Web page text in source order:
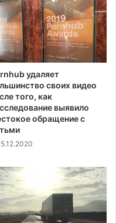
удаляет
своих видео
того, как
выявило
обращение с